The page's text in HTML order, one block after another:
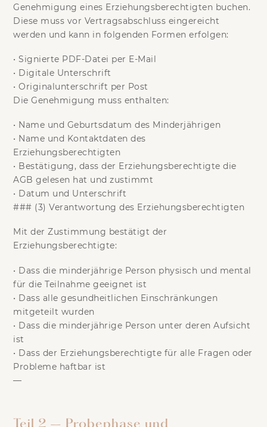
Genehmigung eines Erziehungsberechtigten buchen.
Diese muss vor Vertragsabschluss eingereicht
werden und kann in folgenden Formen erfolgen:
•Signierte PDF-Datei per E-Mail
• Digitale Unterschrift
•Originalunterschrift per Post
Die Genehmigung muss enthalten:
• Name und Geburtsdatum des Minderjährigen
• Name und Kontaktdaten des
Erziehungsberechtigten
• Bestätigung, dass der Erziehungsberechtigte die
AGB gelesen hat und zustimmt
• Datum und Unterschrift
### (3) Verantwortung des Erziehungsberechtigten
Mit der Zustimmung bestätigt der
Erziehungsberechtigte:
• Dass die minderjährige Person physisch und mental
für die Teilnahme geeignet ist
• Dass alle gesundheitlichen Einschränkungen
mitgeteilt wurden
• Dass die minderjährige Person unter deren Aufsicht
ist
• Dass der Erziehungsberechtigte für alle Fragen oder
Probleme haftbar ist
—